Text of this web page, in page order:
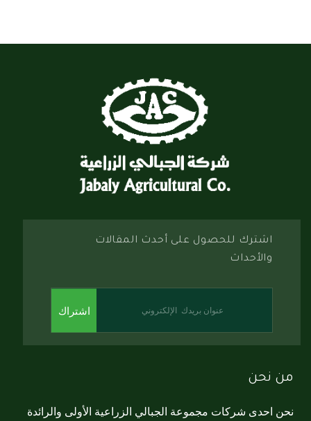
اشترك للحصول على أحدث المقالات
والأحداث
اشتراك
من نحن
نحن احدى شركات مجموعة الجبالي الزراعية الأولى والرائدة